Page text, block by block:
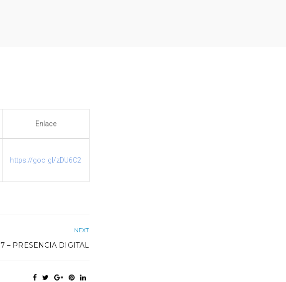
Enlace
https://goo.gl/zDU6C2
NEXT
– PRESENCIA DIGITAL